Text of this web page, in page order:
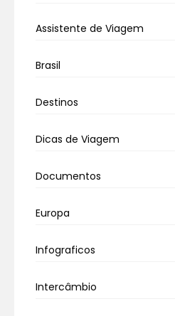
Assistente de Viagem
Brasil
Destinos
Dicas de Viagem
Documentos
Europa
Infograficos
Intercâmbio